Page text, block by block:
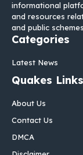
informational
and resources
and public
Categories
Latest News
Quakes Links
About Us
Contact Us
DMCA